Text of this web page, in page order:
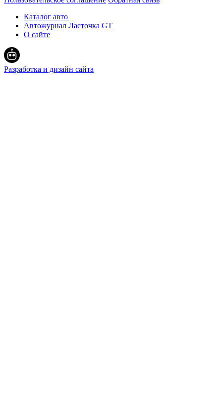
Каталог авто
Автожурнал Ласточка GT
О сайте
Разработка и дизайн сайта